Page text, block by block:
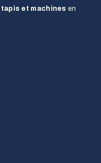
tapis et machinesen